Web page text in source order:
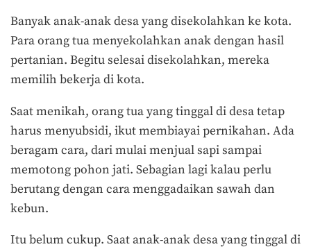
Banyak anak-anak desa yang disekolahkan ke kota.
Para orang tua menyekolahkan anak dengan hasil
pertanian. Begitu selesai disekolahkan, mereka
memilih bekerja di kota.
Saat menikah, orang tua yang tinggal di desa tetap
harus menyubsidi, ikut membiayai pernikahan. Ada
beragam cara, dari mulai menjual sapi sampai
memotong pohon jati. Sebagian lagi kalau perlu
berutang dengan cara menggadaikan sawah dan
kebun.
Itu belum cukup. Saat anak-anak desa yang tinggal di